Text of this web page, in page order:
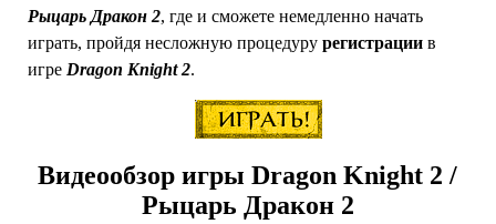
Рыцарь Дракон 2, где и сможете немедленно начать
играть, пройдя несложную процедуру регистрациив
игре Dragon Knight 2.
Видеообзор игры Dragon Knight 2 /
Рыцарь Дракон 2